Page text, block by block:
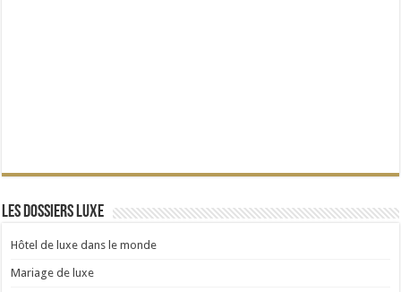
Les dossiers Luxe
Hôtel de luxe dans le monde
Mariage de luxe